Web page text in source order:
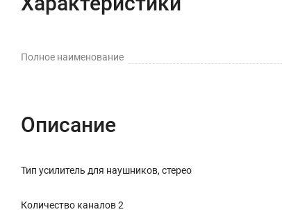
Полное наименование
Описание
Тип усилитель для наушников, стерео
Количество каналов 2